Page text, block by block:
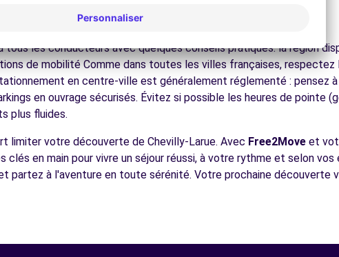
conduire à Chevilly-Larue
tous les conducteurs avec quelques conseils pratiques. la région
de mobilité Comme dans toutes les villes françaises,
en centre-ville est généralement réglementé : pensez
en ouvrage sécurisés. Évitez si possible les heures de pointe
plus fluides.
limiter votre découverte de Chevilly-Larue. Avec Free2Move et
en main pour vivre un séjour réussi, à votre rythme et selon vos
partez à l'aventure en toute sérénité. Votre prochaine découverte